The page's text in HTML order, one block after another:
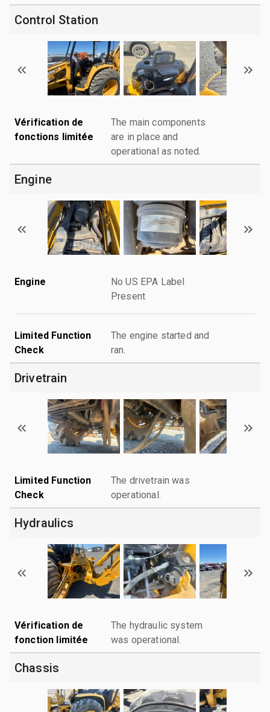
Control Station
Vérification de
fonctions limitée
The main components
are in place and
operational as noted.
Engine
Engine
No US EPA Label
Present
Limited Function
Check
The engine started and
ran.
Drivetrain
Limited Function
Check
The drivetrain was
operational.
Hydraulics
Vérification de
fonction limitée
The hydraulic system
was operational.
Chassis